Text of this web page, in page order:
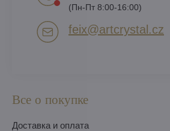
Все о покупке
Доставка и оплата
(Пн-Пт 8:00-16:00)
feix​@artcrystal​.cz